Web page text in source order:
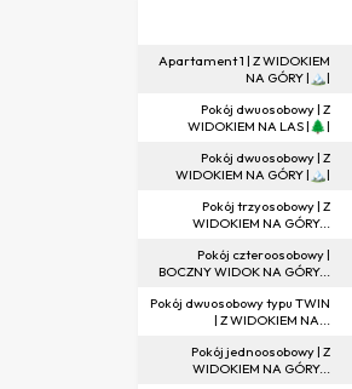
Apartament 1 | Z WIDOKIEM
NA GÓRY |🏔️|
Pokój dwuosobowy | Z
WIDOKIEM NA LAS |🌲|
Pokój dwuosobowy | Z
WIDOKIEM NA GÓRY |🏔️|
Pokój trzyosobowy | Z
WIDOKIEM NA GÓRY...
Pokój czteroosobowy |
BOCZNY WIDOK NA GÓRY...
Pokój dwuosobowy typu TWIN
| Z WIDOKIEM NA...
Pokój jednoosobowy | Z
WIDOKIEM NA GÓRY...